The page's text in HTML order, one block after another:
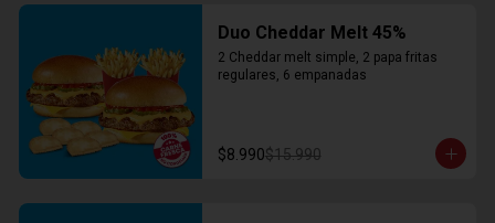
Duo Cheddar Melt 45%
2 Cheddar melt simple, 2 papa fritas
regulares, 6 empanadas
$8.990$15.990